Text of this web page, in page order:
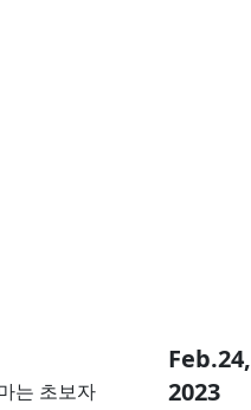
는 초보자
Feb.24,
2023